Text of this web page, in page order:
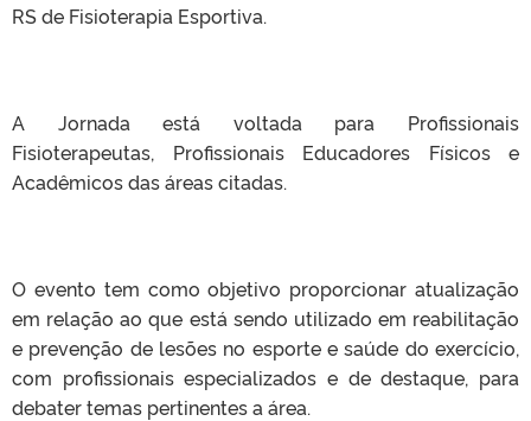
RS de Fisioterapia Esportiva.
A Jornada está voltada para Profissionais
Fisioterapeutas, Profissionais Educadores Físicos e
Acadêmicos das áreas citadas.
O evento tem como objetivo proporcionar atualização
em relação ao que está sendo utilizado em reabilitação
e prevenção de lesões no esporte e saúde do exercício,
com profissionais especializados e de destaque, para
debater temas pertinentes a área.